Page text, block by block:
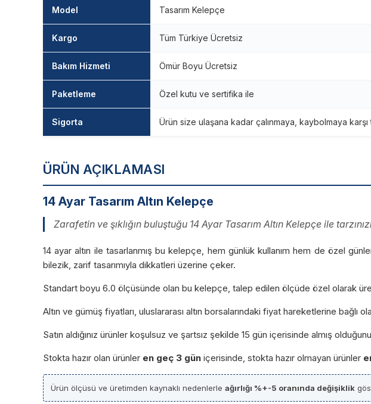
ÜRÜN AÇIKLAMASI
14 Ayar Tasarım Altın Kelepçe
Zarafetin ve şıklığın buluştuğu 14 Ayar Tasarım Altın Kelepçe ile
14 ayar altın ile tasarlanmış bu kelepçe, hem günlük kullanım hem de özel
bilezik, zarif tasarımıyla dikkatleri üzerine çeker.
Standart boyu 6.0 ölçüsünde olan bu kelepçe, talep edilen ölçüde özel olarak
Altın ve gümüş fiyatları, uluslararası altın borsalarındaki fiyat hareketlerine bağlı
Satın aldığınız ürünler koşulsuz ve şartsız şekilde 15 gün içerisinde almış
Stokta hazır olan ürünler en geç 3 gün içerisinde, stokta hazır olmayan ürünler
Ürün ölçüsü ve üretimden kaynaklı nedenlerle ağırlığı %+-5 oranında değişiklik
Model Tasarım Kelepçe
Kargo Tüm Türkiye Ücretsiz
Bakım Hizmeti Ömür Boyu Ücretsiz
Paketleme Özel kutu ve sertifika ile
Sigorta Ürün size ulaşana kadar çalınmaya, kaybolmaya